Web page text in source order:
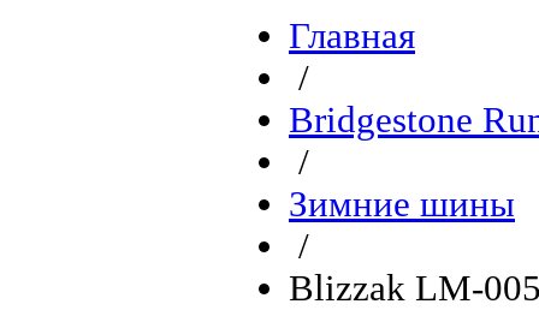
Главная
/
Bridgestone
/
Зимние шины
/
Blizzak LM-